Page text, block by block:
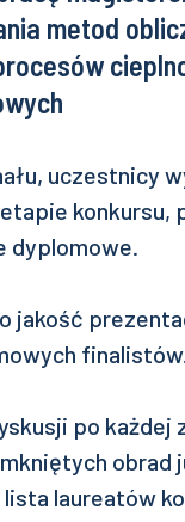
metod
uczestnicy
konkursu,
dyplomowe.
jakość
po każdej
obrad
laureatów